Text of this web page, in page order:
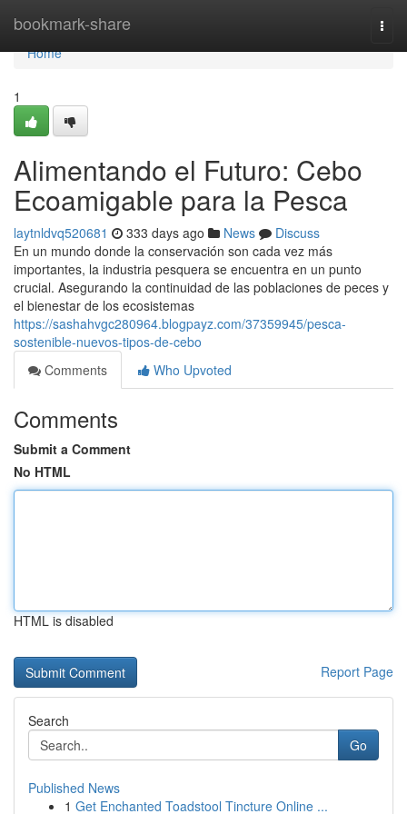
bookmark-share
Home
Home
1
Alimentando el Futuro: Cebo
Ecoamigable para la Pesca
laytnldvq520681 333 days ago News
Discuss
En un mundo donde la conservación son cada vez más
importantes, la industria pesquera se encuentra en un punto
crucial. Asegurando la continuidad de las poblaciones de peces y
el bienestar de los ecosistemas
https://sashahvgc280964.blogpayz.com/37359945/pesca-
sostenible-nuevos-tipos-de-cebo
Comments
Who Upvoted
Comments
Submit a Comment
No HTML
HTML is disabled
Report Page
Search
Go
Published News
1 Get Enchanted Toadstool Tincture Online ...